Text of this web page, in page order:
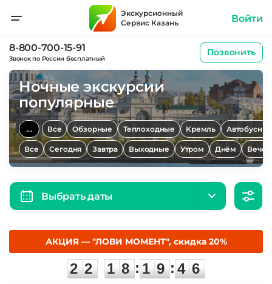
8-800-700-15-91
Звонок по России бесплатный
Позвонить
Экскурсионный
Сервис Казань
Войти
Ночные экскурсии
популярные
... Все Обзорные Теплоходные Кремль
Все Сегодня Завтра Выходные Утром Днём
Выбрать даты
АКЦИЯ — "ЛОВИ МОМЕНТ", скидка 20%
2
2
2
2
1
1
8
8 :
1
1
9
9 :
4
4 5